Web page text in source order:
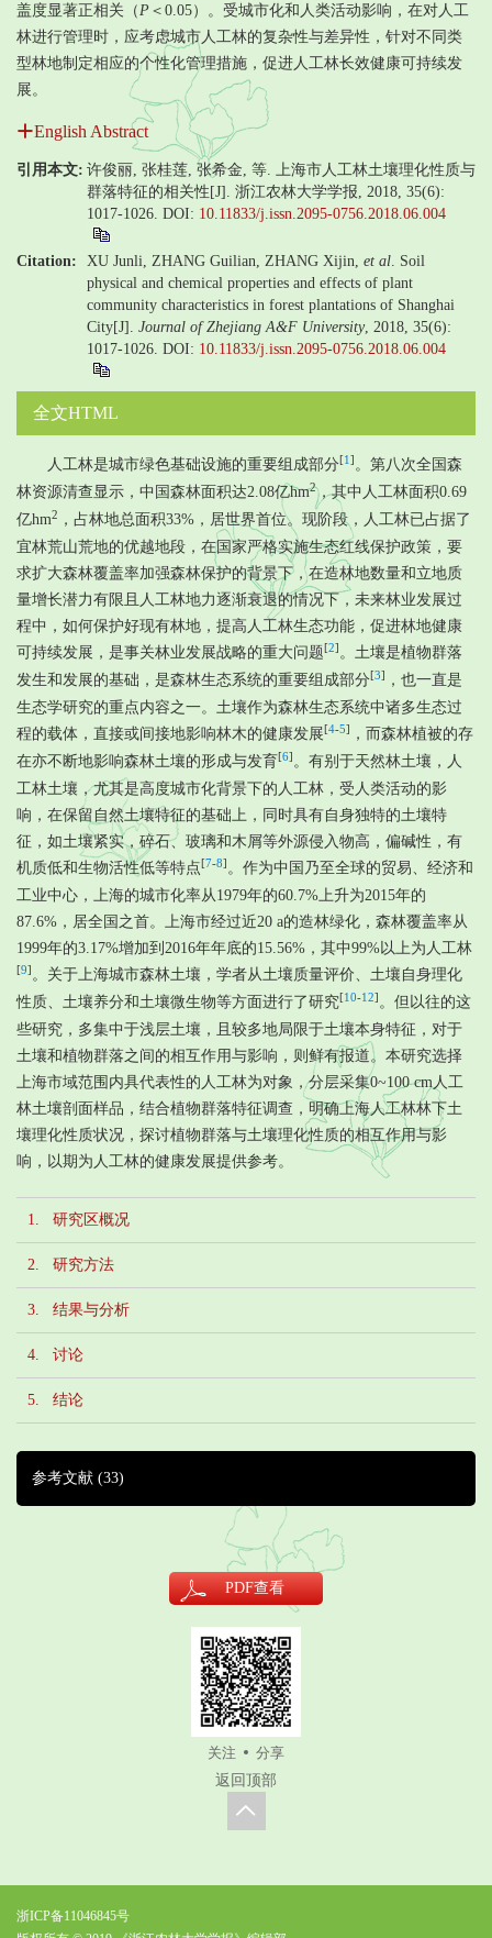
盖度显著正相关（ P ＜0.05）。受城市化和人类活动影响，在对人工
林进行管理时，应考虑城市人工林的复杂性与差异性，针对不同类
型林地制定相应的个性化管理措施，促进人工林长效健康可持续发
展。
English Abstract
引用本文: 许俊丽, 张桂莲, 张希金, 等. 上海市人工林土壤理化性质与
群落特征的相关性[J]. 浙江农林大学学报, 2018, 35(6):
1017-1026. DOI: 10.11833/j.issn.2095-0756.2018.06.004
Citation: XU Junli, ZHANG Guilian, ZHANG Xijin, et al . Soil
physical and chemical properties and effects of plant
community characteristics in forest plantations of Shanghai
City[J]. Journal of Zhejiang A&F University, 2018, 35(6):
1017-1026. DOI: 10.11833/j.issn.2095-0756.2018.06.004
全文HTML
人工林是城市绿色基础设施的重要组成部分[1 ] 。第八次全国森
林资源清查显示，中国森林面积达2.08亿hm2，其中人工林面积0.69
亿hm2
，占林地总面积33%，居世界首位。现阶段，人工林已占据了
宜林荒山荒地的优越地段，在国家严格实施生态红线保护政策，要
求扩大森林覆盖率加强森林保护的背景下，在造林地数量和立地质
量增长潜力有限且人工林地力逐渐衰退的情况下，未来林业发展过
程中，如何保护好现有林地，提高人工林生态功能，促进林地健康
可持续发展，是事关林业发展战略的重大问题[2] 。土壤是植物群落
发生和发展的基础，是森林生态系统的重要组成部分[3]
，也一直是
生态学研究的重点内容之一。土壤作为森林生态系统中诸多生态过
程的载体，直接或间接地影响林木的健康发展[4-5]
，而森林植被的存
在亦不断地影响森林土壤的形成与发育[6] 。有别于天然林土壤，人
工林土壤，尤其是高度城市化背景下的人工林，受人类活动的影
响，在保留自然土壤特征的基础上，同时具有自身独特的土壤特
征，如土壤紧实，碎石、玻璃和木屑等外源侵入物高，偏碱性，有
机质低和生物活性低等特点[7-8] 。作为中国乃至全球的贸易、经济和
工业中心，上海的城市化率从1979年的60.7%上升为2015年的
87.6%，居全国之首。上海市经过近20 a的造林绿化，森林覆盖率从
1999年的3.17%增加到2016年年底的15.56%，其中99%以上为人工林
[9] 。关于上海城市森林土壤，学者从土壤质量评价、土壤自身理化
性质、土壤养分和土壤微生物等方面进行了研究[10-12] 。但以往的这
些研究，多集中于浅层土壤，且较多地局限于土壤本身特征，对于
土壤和植物群落之间的相互作用与影响，则鲜有报道。本研究选择
上海市域范围内具代表性的人工林为对象，分层采集0~100 cm人工
林土壤剖面样品，结合植物群落特征调查，明确上海人工林林下土
壤理化性质状况，探讨植物群落与土壤理化性质的相互作用与影
响，以期为人工林的健康发展提供参考。
1. 研究区概况
2. 研究方法
3. 结果与分析
4. 讨论
5. 结论
参考文献 (33)
PDF查看
关注
分享
返回顶部
浙ICP备11046845号